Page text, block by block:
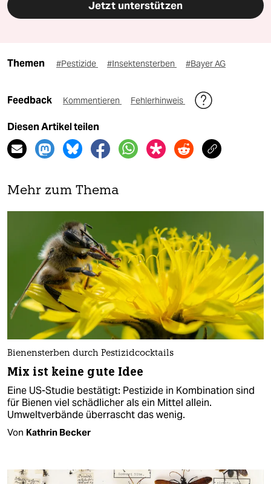
Jetzt unterstützen
Themen #Pestizide #Insektensterben #Bayer AG
Feedback Kommentieren Fehlerhinweis
Diesen Artikel teilen
Mehr zum Thema
Bienensterben durch Pestizidcocktails
Mix ist keine gute Idee
Eine US-Studie bestätigt: Pestizide in Kombination sind
für Bienen viel schädlicher als ein Mittel allein.
Umweltverbände überrascht das wenig.
Von Kathrin Becker